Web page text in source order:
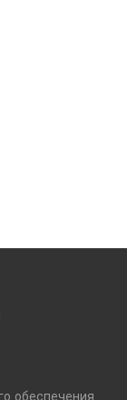
обеспечения